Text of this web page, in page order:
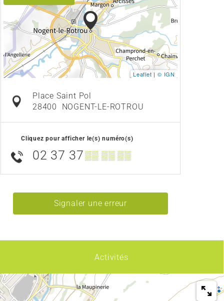
Leaflet | © IGN
Place Saint Pol
28400
NOGENT-LE-ROTROU
Cliquez pour afficher le(s) numéro(s)
02 37 37 ▒▒ ▒▒ ▒▒
Signaler une erreur
Activités